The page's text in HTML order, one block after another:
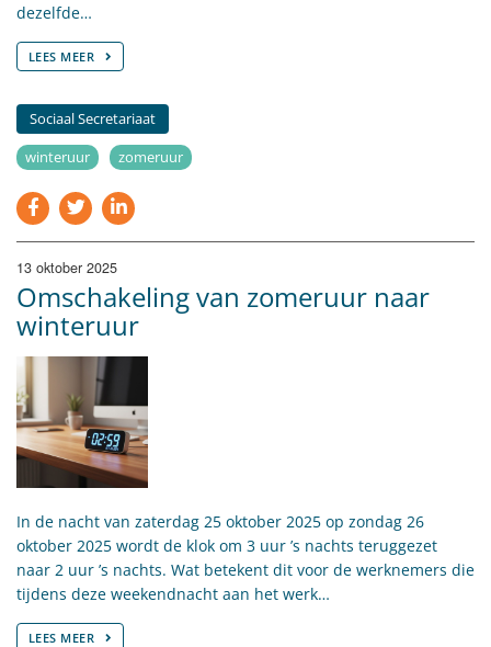
dezelfde…
LEES MEER
Sociaal Secretariaat
winteruur zomeruur
13 oktober 2025
Omschakeling van zomeruur naar
winteruur
​In de nacht van zaterdag 25 oktober 2025 op zondag 26
oktober 2025 wordt de klok om 3 uur ’s nachts teruggezet
naar 2 uur ’s nachts. Wat betekent dit voor de werknemers die
tijdens deze weekendnacht aan het werk…
LEES MEER